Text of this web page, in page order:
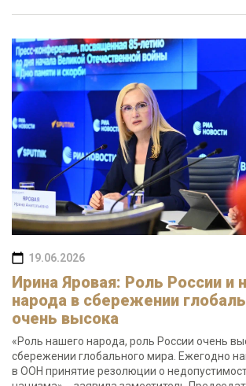
19.06.2026
Ирина Яровая: Роль России и
народа в сбережении
очень высока
«Роль нашего народа, роль России очень
сбережении глобального мира. Ежегодно
в ООН принятие резолюции о